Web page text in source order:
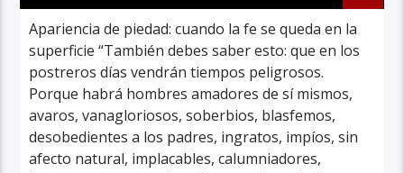
Apariencia de piedad: cuando la fe se queda en la
superficie “También debes saber esto: que en los
postreros días vendrán tiempos peligrosos.
Porque habrá hombres amadores de sí mismos,
avaros, vanagloriosos, soberbios, blasfemos,
desobedientes a los padres, ingratos, impíos, sin
afecto natural, implacables, calumniadores,